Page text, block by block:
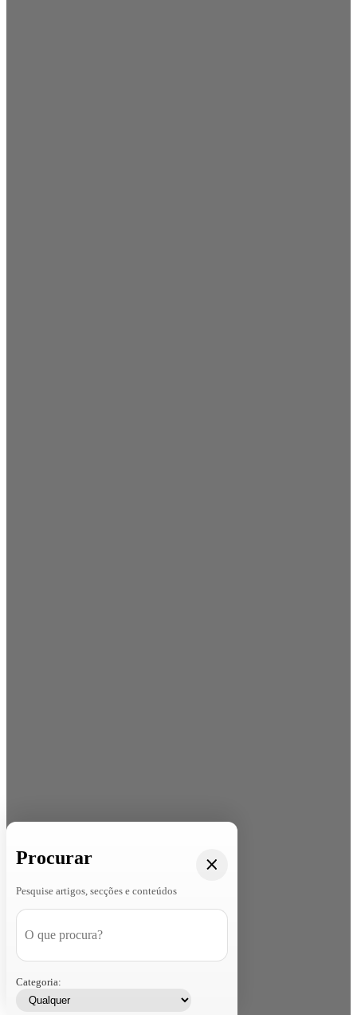
Procurar
Pesquise artigos, secções e conteúdos
Categoria: